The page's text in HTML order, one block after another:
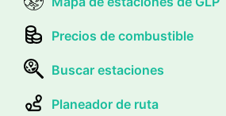
Precios de combustible
Buscar estaciones
Planeador de ruta